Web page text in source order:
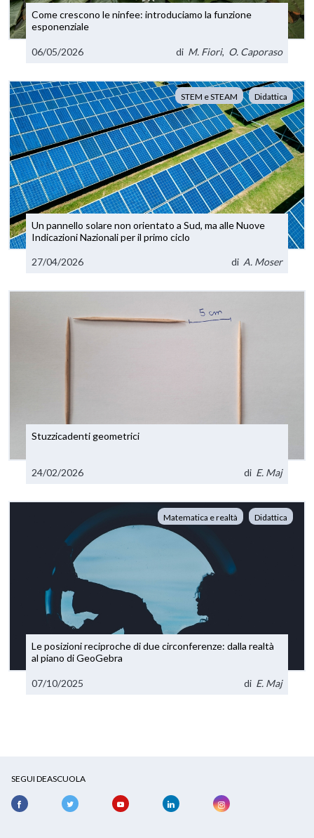
Come crescono le ninfee: introduciamo la funzione
esponenziale
06/05/2026 di M. Fiori, O. Caporaso
STEM e STEAM Didattica
Un pannello solare non orientato a Sud, ma alle Nuove
Indicazioni Nazionali per il primo ciclo
27/04/2026 di A. Moser
Stuzzicadenti geometrici
24/02/2026 di E. Maj
Matematica e realtà Didattica
Le posizioni reciproche di due circonferenze: dalla realtà
al piano di GeoGebra
07/10/2025 di E. Maj
SEGUI DEASCUOLA